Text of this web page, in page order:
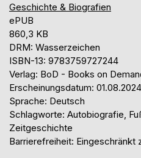
Geschichte & Biografien
ePUB
860,3 KB
DRM: Wasserzeichen
ISBN-13: 9783759727244
Verlag: BoD - Books on
Erscheinungsdatum: 01.08.2024
Sprache: Deutsch
Schlagworte: Autobiografie,
Zeitgeschichte
Barrierefreiheit: Eingeschränkt